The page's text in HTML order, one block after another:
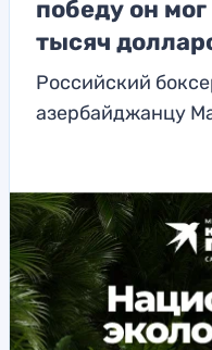
победу он
тысяч
Российский
азербайджанцу